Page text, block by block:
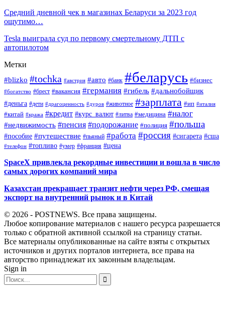
Средний дневной чек в магазинах Беларуси за 2023 год
ощутимо…
Tesla выиграла суд по первому смертельному ДТП с
автопилотом
Метки
#blizko #tochka #австрия #авто #банк #беларусь #бизнес
#богатство #брест #вакансия #германия #гибель #дальнобойщик
#деньга #дети #драгоценность #дуров #животное #зарплата #ип #италия
#китай #кража #кредит #курс_валют #литва #медицина #налог
#недвижимость #пенсия #подорожание #полиция #польша
#пособие #путешествие #пьяный #работа #россия #сигарета #сша
#телефон #топливо #умер #франция #цена
SpaceX привлекла рекордные инвестиции и вошла в число
самых дорогих компаний мира
Казахстан прекращает транзит нефти через РФ, смещая
экспорт на внутренний рынок и в Китай
© 2026 - POSTNEWS. Все права защищены.
Любое копирование материалов с нашего ресурса разрешается
только с обратной активной ссылкой на страницу статьи.
Все материалы опубликованные на сайте взяты с открытых
источников и других порталов интернета, все права на
авторство принадлежат их законным владельцам.
Sign in